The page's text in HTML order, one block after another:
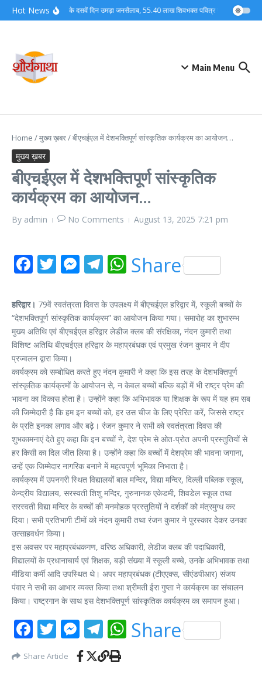
Skip to content
Hot Newsकांवड़ मेले के दसवें दिन उमड़ा जनसैलाब, 55.40 लाख शिवभक्त पवित्र गंगाजल लेकर
Main Menu
Home /मुख्य ख़बर/बीएचईएल में देशभक्तिपूर्ण सांस्कृतिक कार्यक्रम का आयोजन…
मुख्य ख़बर
बीएचईएल में देशभक्तिपूर्ण सांस्कृतिक
कार्यक्रम का आयोजन…
By admin No Comments August 13, 2025 7:21 pm
Facebook
Twitter
Messenger
Telegram
WhatsApp
Share
हरिद्वार। 79वें स्‍वतंत्रता दिवस के उपलक्ष्‍य में बीएचईएल हरिद्वार में, स्‍कूली बच्‍चों के
“देशभक्तिपूर्ण सांस्कृतिक कार्यक्रम” का आयोजन किया गया। समारोह का शुभारम्भ
मुख्य अतिथि एवं बीएचईएल हरिद्वार लेडीज क्‍लब की संरक्षिका, नंदन कुमारी तथा
विशिष्ट अतिथि बीएचईएल हरिद्वार के महाप्रबंधक एवं प्रमुख रंजन कुमार ने दीप
प्रज्वलन द्वारा किया।
कार्यक्रम को सम्बोधित करते हुए नंदन कुमारी ने कहा कि इस तरह के देशभक्तिपूर्ण
सांस्कृतिक कार्यक्रमों के आयोजन से, न केवल बच्चों बल्कि बड़ों में भी राष्ट्र प्रेम की
भावना का विकास होता है। उन्होंने कहा कि अभिभावक या शिक्षक के रूप में यह हम सब
की जिम्मेदारी है कि हम इन बच्चों को, हर उस चीज के लिए प्रेरित करें, जिससे राष्ट्र
के प्रति इनका लगाव और बढ़े। रंजन कुमार ने सभी को स्वतंत्रता दिवस की
शुभकामनाएं देते हुए कहा कि इन बच्चों ने, देश प्रेम से ओत-प्रोत अपनी प्रस्तुतियों से
हर किसी का दिल जीत लिया है। उन्होंने कहा कि बच्चों में देशप्रेम की भावना जगाना,
उन्हें एक जिम्मेदार नागरिक बनाने में महत्वपूर्ण भूमिका निभाता है।
कार्यक्रम में उपनगरी स्थित विद्यालयों बाल मन्दिर, विद्या मन्दिर, दिल्ली पब्लिक स्कूल,
केन्द्रीय विद्यालय, सरस्वती शिशु मन्दिर, गुरुनानक एकेडमी, शिवडेल स्कूल तथा
सरस्वती विद्या मन्दिर के बच्चों की मनमोहक प्रस्तुतियों ने दर्शकों को मंत्रमुग्ध कर
दिया। सभी प्रतिभागी टीमों को नंदन कुमारी तथा रंजन कुमार ने पुरस्कार देकर उनका
उत्साहवर्धन किया।
इस अवसर पर महाप्रबंधकगण, वरिष्ठ अधिकारी, लेडीज क्‍लब की पदाधिकारी,
विद्यालयों के प्रधानाचार्य एवं शिक्षक, बड़ी संख्या में स्कूली बच्चे, उनके अभिभावक तथा
मीडिया कर्मी आदि उपस्थित थे। अपर महाप्रबंधक (टीएएक्स, सीएंडपीआर) संजय
पंवार ने सभी का आभार व्यक्त किया तथा श्रीमती ईरा गुप्ता ने कार्यक्रम का संचालन
किया। राष्ट्रगान के साथ इस देशभक्तिपूर्ण सांस्कृतिक कार्यक्रम का समापन हुआ।
Facebook
Twitter
Messenger
Telegram
WhatsApp
Share
Share Article